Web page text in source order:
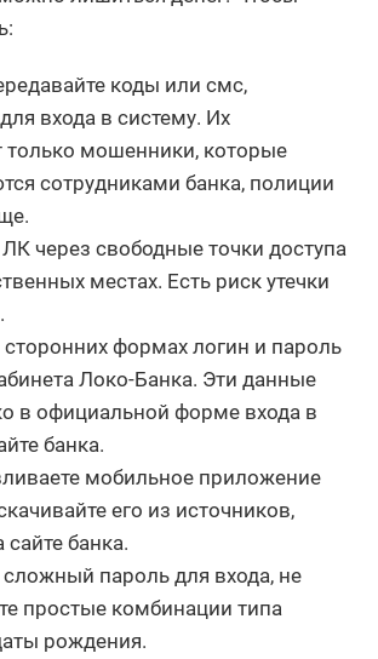
коды или смс,
входа в систему. Их
мошенники, которые
сотрудниками банка, полиции
через свободные точки доступа
местах. Есть риск утечки
сторонних формах логин и пароль
Локо-Банка. Эти данные
в официальной форме входа в
банка.
мобильное приложение
его из источников,
банка.
сложный пароль для входа, не
простые комбинации типа
рождения.